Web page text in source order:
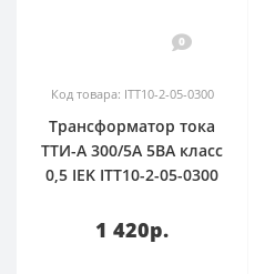
0
Код товара: ITT10-2-05-0300
Трансформатор тока
ТТИ-А 300/5А 5ВА класс
0,5 IEK ITT10-2-05-0300
1 420р.